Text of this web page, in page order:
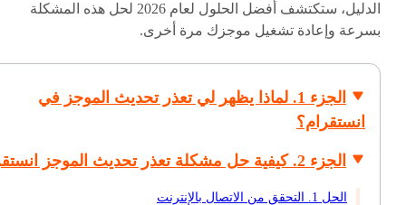
الدليل، ستكتشف أفضل الحلول لعام 2026 لحل هذه المشكلة
بسرعة وإعادة تشغيل موجزك مرة أخرى.
الجزء 1. لماذا يظهر لي تعذر تحديث الموجز في
انستقرام؟
الجزء 2. كيفية حل مشكلة تعذر تحديث الموجز انستقرام
الحل 1. التحقق من الاتصال بالإنترنت